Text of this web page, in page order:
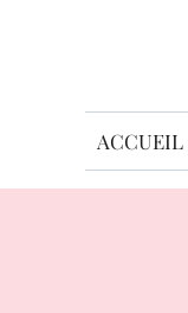
ACCUEIL